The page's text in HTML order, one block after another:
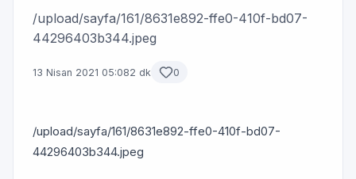
/upload/sayfa/161/8631e892-ffe0-410f-bd07-
44296403b344.jpeg
13 Nisan 2021 05:082 dk 0
/upload/sayfa/161/8631e892-ffe0-410f-bd07-
44296403b344.jpeg